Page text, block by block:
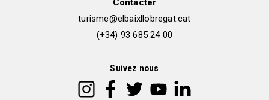
Contacter
turisme@elbaixllobregat.cat
(+34) 93 685 24 00
Suivez nous